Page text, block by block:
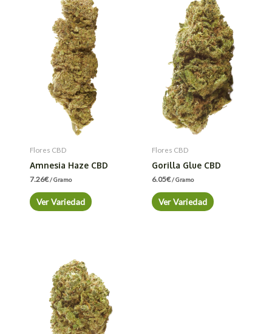
Flores CBD
Amnesia Haze CBD
7.26€/ Gramo
Ver Variedad
Flores CBD
Gorilla Glue CBD
6.05€/ Gramo
Ver Variedad